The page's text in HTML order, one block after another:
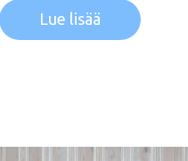
Lue lisää